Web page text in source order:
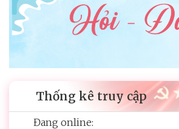
Thống kê truy cập
Đang online: